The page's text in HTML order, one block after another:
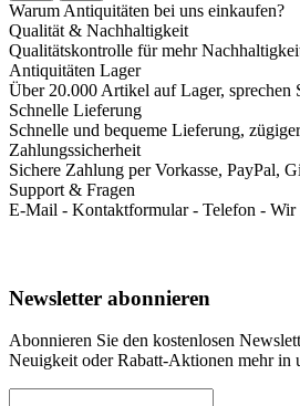
Warum Antiquitäten bei uns einkaufen?
Qualität & Nachhaltigkeit
Qualitätskontrolle für mehr
Antiquitäten Lager
Über 20.000 Artikel auf Lager, sprechen
Schnelle Lieferung
Schnelle und bequeme Lieferung,
Zahlungssicherheit
Sichere Zahlung per Vorkasse, PayPal,
Support & Fragen
E-Mail - Kontaktformular - Telefon - Wir
Newsletter abonnieren
Abonnieren Sie den kostenlosen
Neuigkeit oder Rabatt-Aktionen mehr in